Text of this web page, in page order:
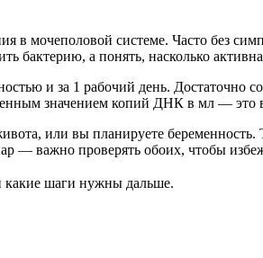
мочеполовой системе. Часто без
бактерию, а понять, насколько
и за 1 рабочий день. Достаточно
значением копий ДНК в мл —
или вы планируете
— важно проверять обоих, чтобы
какие шаги нужны дальше.